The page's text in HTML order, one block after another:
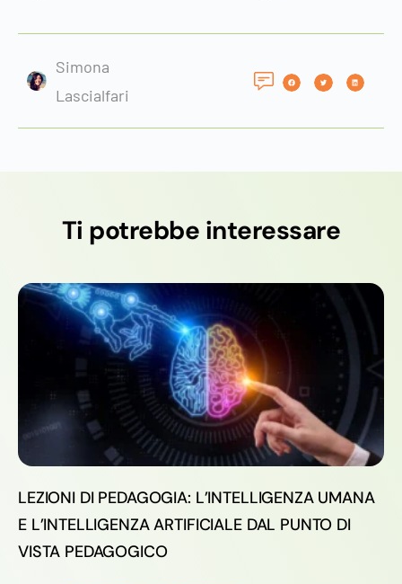
Simona
Lascialfari
Ti potrebbe interessare
LEZIONI DI PEDAGOGIA: L’INTELLIGENZA UMANA
E L’INTELLIGENZA ARTIFICIALE DAL PUNTO DI
VISTA PEDAGOGICO